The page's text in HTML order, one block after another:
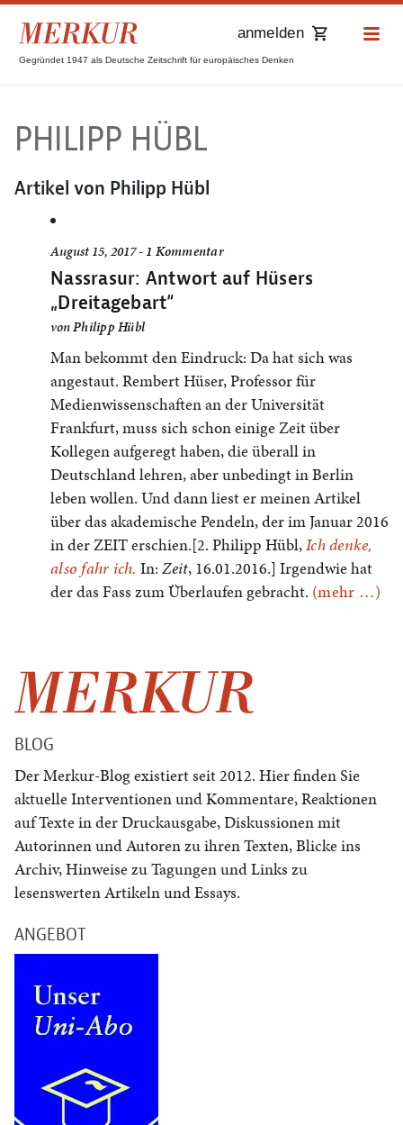
Gegründet 1947 als Deutsche Zeitschrift für europäisches Denken
anmelden
PHILIPP HÜBL
Artikel von Philipp Hübl
August 15, 2017 - 1 Kommentar
Nassrasur: Antwort auf Hüsers
„Dreitagebart“
vonPhilipp Hübl
Man bekommt den Eindruck: Da hat sich was
angestaut. Rembert Hüser, Professor für
Medienwissenschaften an der Universität
Frankfurt, muss sich schon einige Zeit über
Kollegen aufgeregt haben, die überall in
Deutschland lehren, aber unbedingt in Berlin
leben wollen. Und dann liest er meinen Artikel
über das akademische Pendeln, der im Januar 2016
in der ZEIT erschien.[2. Philipp Hübl,Ich denke,
also fahr ich. In: Zeit, 16.01.2016.] Irgendwie hat
der das Fass zum Überlaufen gebracht. (mehr …)
BLOG
Der Merkur-Blog existiert seit 2012. Hier finden Sie
aktuelle Interventionen und Kommentare, Reaktionen
auf Texte in der Druckausgabe, Diskussionen mit
Autorinnen und Autoren zu ihren Texten, Blicke ins
Archiv, Hinweise zu Tagungen und Links zu
lesenswerten Artikeln und Essays.
ANGEBOT